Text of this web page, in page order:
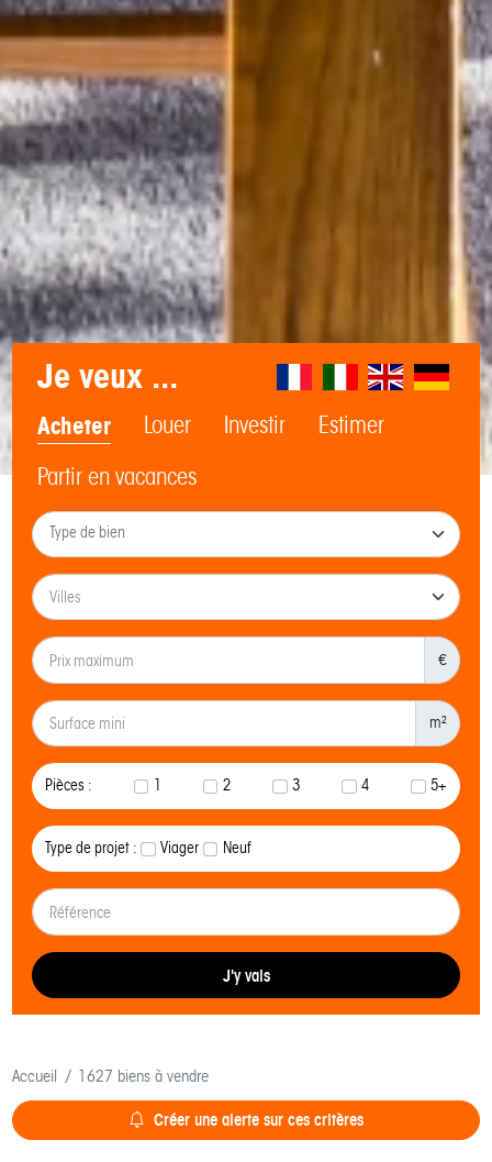
Je veux ...
Acheter Louer Investir
Estimer
Partir en vacances
€
m²
Pièces : 1 2 3 4 5+
Type de projet : Viager Neuf
J'y vais
Accueil 1627 biens à vendre
Créer une alerte sur ces critères